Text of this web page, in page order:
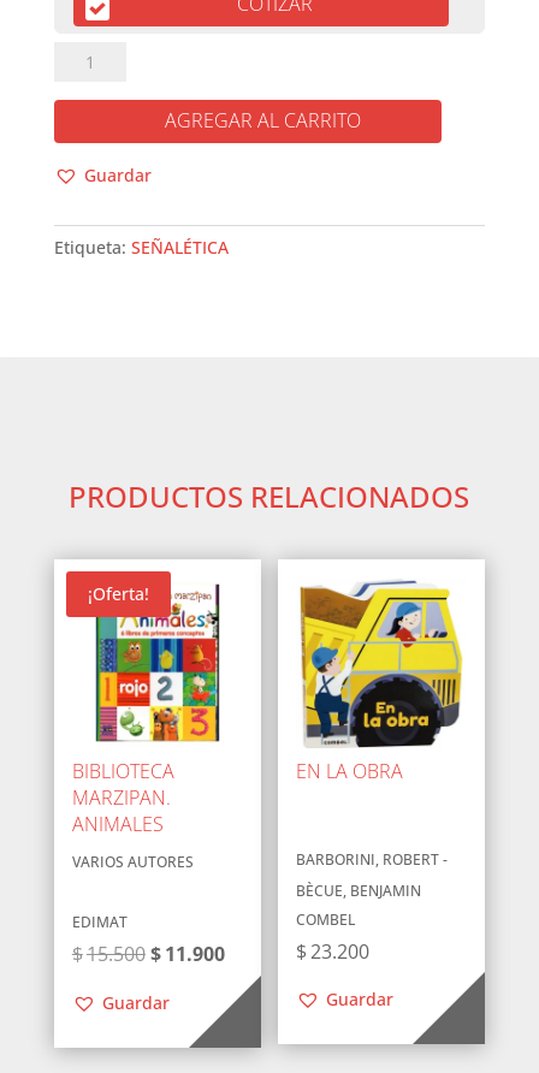
¿QUÉ
cantidad
AGREGAR AL CARRITO
Guardar
Etiqueta: SEÑALÉTICA
PRODUCTOS RELACIONADOS
¡Oferta!
BIBLIOTECA
MARZIPAN.
ANIMALES
VARIOS AUTORES
EDIMAT
$15.500El
original
era:
$11.900El
precio
actual
es:
Guardar
EN LA OBRA
BARBORINI, ROBERT -
BÈCUE, BENJAMIN
COMBEL
$23.200
Guardar